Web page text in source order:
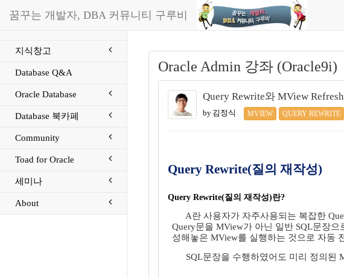
꿈꾸는 개발자, DBA 커뮤니티 구루비
지식창고
Database Q&A
Oracle Database
Database 북카페
Community
Toad for Oracle
세미나
About
Oracle Admin 강좌 (Oracle9i)
Query Rewrite와 MView
by 김정식 MVIEW QUERY REWRITE
Query Rewrite(질의 재작성)
Query Rewrite(질의 재작성)란?
A란 사용자가 자주사용되는 복잡한
Query문을 MView가 아닌 일반 SQL문장
성해놓은 MView를 실행하는 것으로 자동
SQL문장을 수행하였어도 미리 정의된